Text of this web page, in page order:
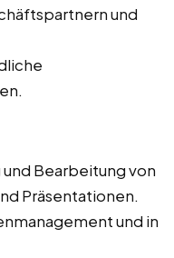
und
und Bearbeitung von
Präsentationen.
und in